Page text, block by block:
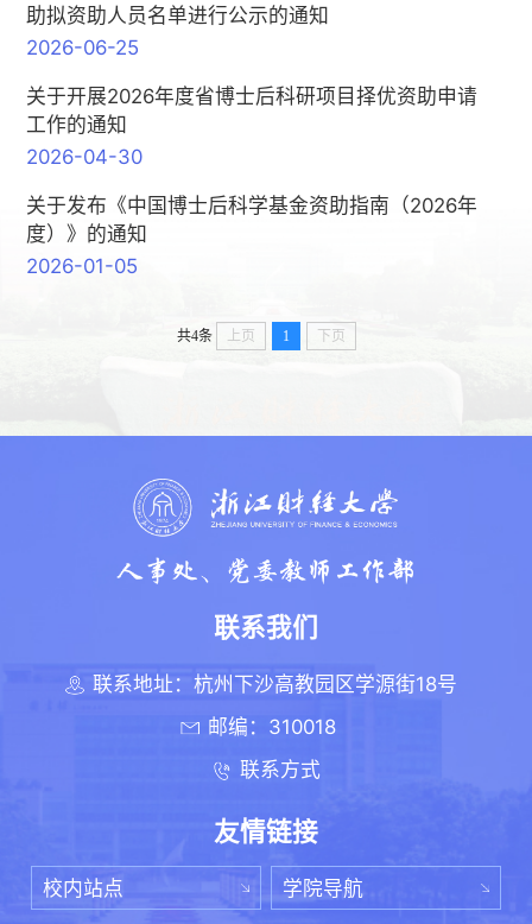
助拟资助人员名单进行公示的通知
2026-06-25
关于开展2026年度省博士后科研项目择优资助申请
工作的通知
2026-04-30
关于发布《中国博士后科学基金资助指南（2026年
度）》的通知
2026-01-05
共4条 上页 1 下页
联系我们
联系地址：杭州下沙高教园区学源街18号
邮编：310018
联系方式
友情链接
校内站点 学院导航